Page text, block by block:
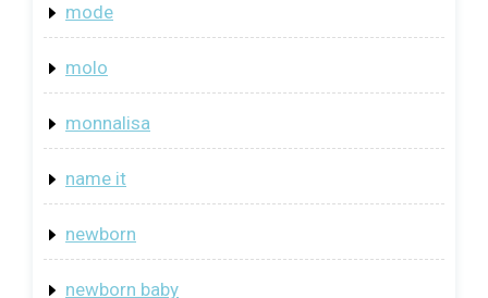
mode
molo
monnalisa
name it
newborn
newborn baby